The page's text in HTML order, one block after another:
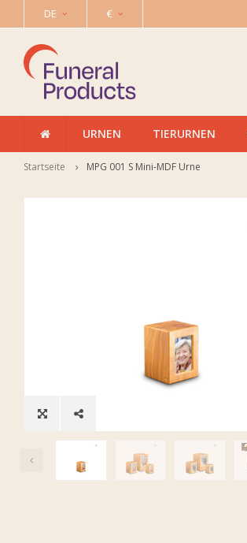
DE €
URNEN TIERURNEN
Startseite MPG 001 S Mini-MDF Urne